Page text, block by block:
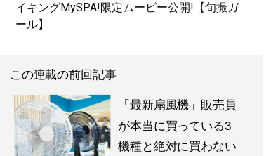
イキングMySPA!限定ムービー公開!【旬撮ガ
ール】
この連載の前回記事
「最新扇風機」販売員
が本当に買っている3
機種と絶対に買わない